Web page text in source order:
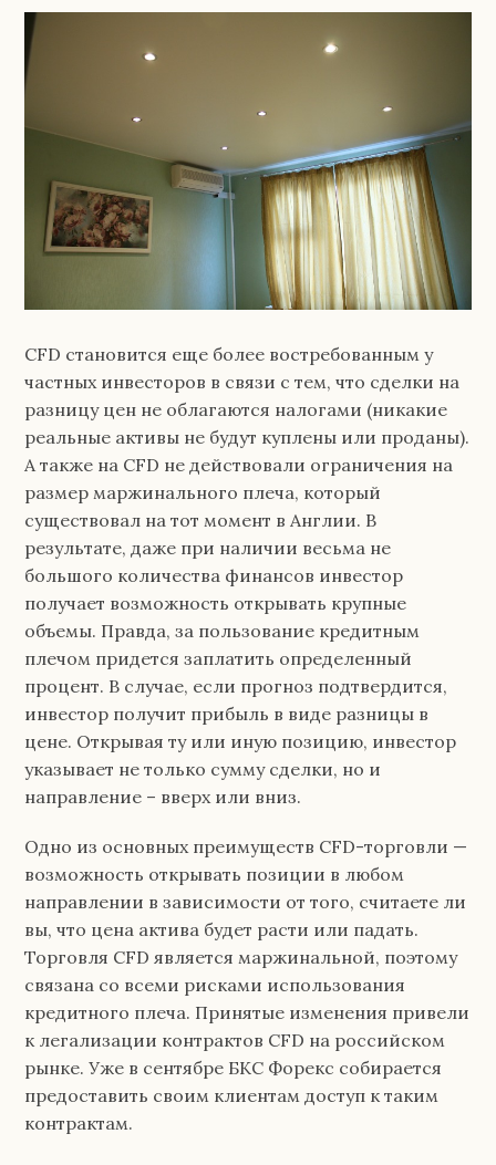
CFD становится еще более востребованным у
частных инвесторов в связи с тем, что сделки на
разницу цен не облагаются налогами (никакие
реальные активы не будут куплены или проданы).
А также на CFD не действовали ограничения на
размер маржинального плеча, который
существовал на тот момент в Англии. В
результате, даже при наличии весьма не
большого количества финансов инвестор
получает возможность открывать крупные
объемы. Правда, за пользование кредитным
плечом придется заплатить определенный
процент. В случае, если прогноз подтвердится,
инвестор получит прибыль в виде разницы в
цене. Открывая ту или иную позицию, инвестор
указывает не только сумму сделки, но и
направление – вверх или вниз.
Одно из основных преимуществ CFD-торговли —
возможность открывать позиции в любом
направлении в зависимости от того, считаете ли
вы, что цена актива будет расти или падать.
Торговля CFD является маржинальной, поэтому
связана со всеми рисками использования
кредитного плеча. Принятые изменения привели
к легализации контрактов CFD на российском
рынке. Уже в сентябре БКС Форекс собирается
предоставить своим клиентам доступ к таким
контрактам.